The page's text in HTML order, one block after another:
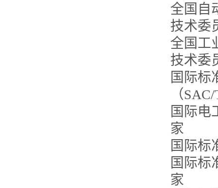
全国自
技术委
全国工
技术委
国际标
（
国际电
家
国际标
国际标
家